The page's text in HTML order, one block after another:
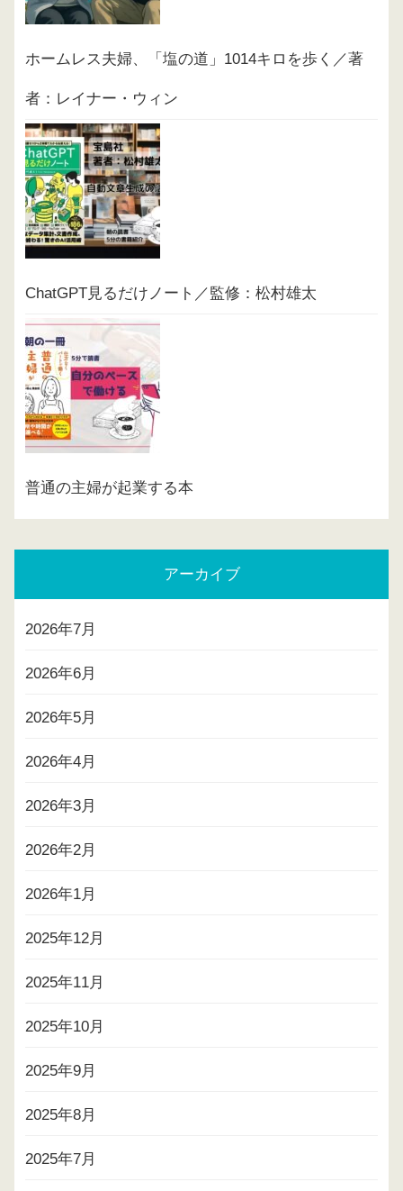
ホームレス夫婦、「塩の道」1014キロを歩く／著
者：レイナー・ウィン
ChatGPT見るだけノート／監修：松村雄太
普通の主婦が起業する本
アーカイブ
2026年7月
2026年6月
2026年5月
2026年4月
2026年3月
2026年2月
2026年1月
2025年12月
2025年11月
2025年10月
2025年9月
2025年8月
2025年7月